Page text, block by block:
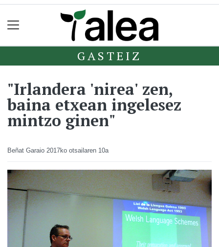
GASTEIZ
"Irlandera 'nirea' zen,
baina etxean ingelesez
mintzo ginen"
Beñat Garaio 2017ko otsailaren 10a